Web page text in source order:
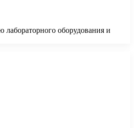
лабораторного оборудования и